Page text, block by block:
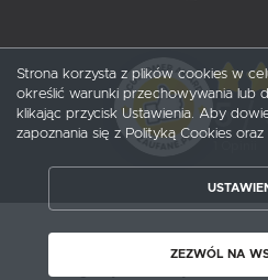
5/
Copyright by
Strona korzysta z plików cookies w
określić warunki przechowywania lub
klikając przycisk Ustawienia. Aby
zapoznania się z Polityką Cookies
ZEZWÓL NA